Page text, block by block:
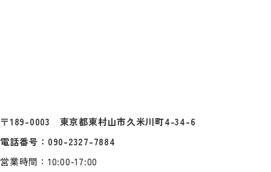
〒189-0003 東京都東村山市久米川町4-34-6
電話番号：090-2327-7884
営業時間：10:00-17:00